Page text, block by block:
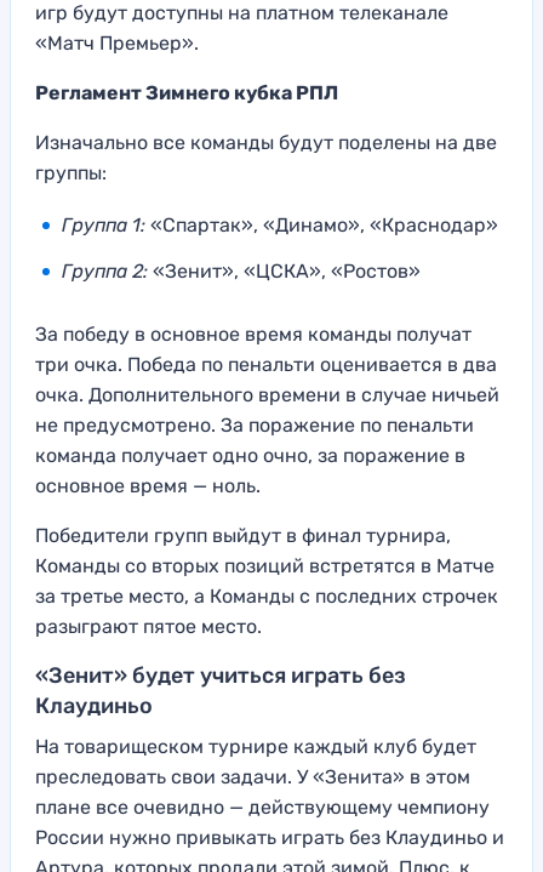
игр будут доступны на платном телеканале
«Матч Премьер».
Регламент Зимнего кубка РПЛ
Изначально все команды будут поделены на две
группы:
Группа 1: «Спартак», «Динамо», «Краснодар»
Группа 2: «Зенит», «ЦСКА», «Ростов»
За победу в основное время команды получат
три очка. Победа по пенальти оценивается в два
очка. Дополнительного времени в случае ничьей
не предусмотрено. За поражение по пенальти
команда получает одно очно, за поражение в
основное время — ноль.
Победители групп выйдут в финал турнира,
Команды со вторых позиций встретятся в Матче
за третье место, а Команды с последних строчек
разыграют пятое место.
«Зенит» будет учиться играть без
Клаудиньо
На товарищеском турнире каждый клуб будет
преследовать свои задачи. У «Зенита» в этом
плане все очевидно — действующему чемпиону
России нужно привыкать играть без Клаудиньо и